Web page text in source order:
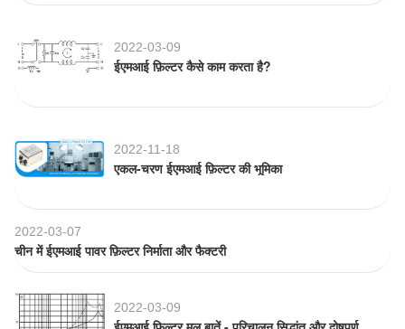
2022-03-09
ईएमआई फ़िल्टर कैसे काम करता है?
2022-11-18
एकल-चरण ईएमआई फ़िल्टर की भूमिका
2022-03-07
चीन में ईएमआई पावर फ़िल्टर निर्माता और फैक्टरी
2022-03-09